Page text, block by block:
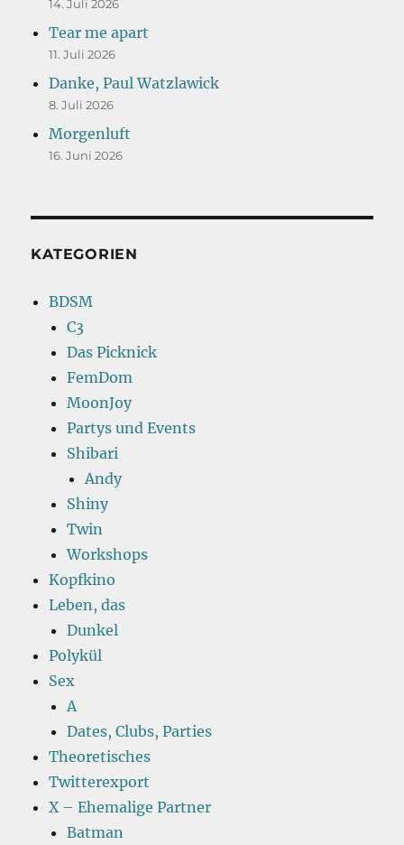
14. Juli 2026
Tear me apart
11. Juli 2026
Danke, Paul Watzlawick
8. Juli 2026
Morgenluft
16. Juni 2026
KATEGORIEN
BDSM
C3
Das Picknick
FemDom
MoonJoy
Partys und Events
Shibari
Andy
Shiny
Twin
Workshops
Kopfkino
Leben, das
Dunkel
Polykül
Sex
A
Dates, Clubs, Parties
Theoretisches
Twitterexport
X – Ehemalige Partner
Batman